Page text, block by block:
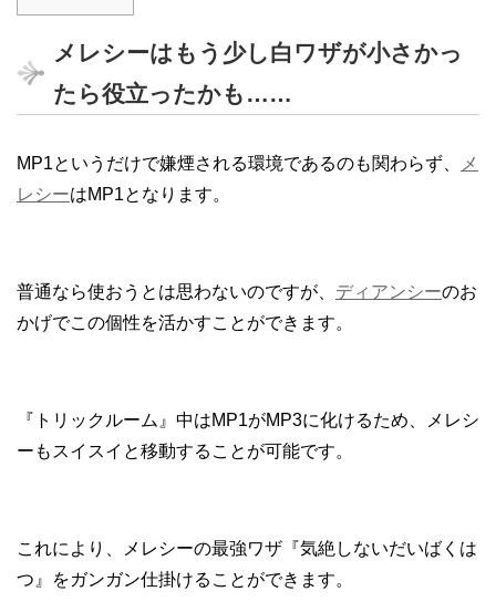
メレシーはもう少し白ワザが小さかっ
たら役立ったかも……
MP1というだけで嫌煙される環境であるのも関わらず、
メ
レシーはMP1となります。
普通なら使おうとは思わないのですが、 ディアンシーのお
かげでこの個性を活かすことができます。
『トリックルーム』中はMP1がMP3に化けるため、メレシ
ーもスイスイと移動することが可能です。
これにより、メレシーの最強ワザ『気絶しないだいばくは
つ』をガンガン仕掛けることができます。